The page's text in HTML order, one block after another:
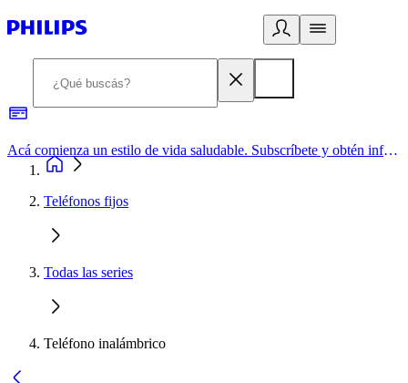
Acá comienza un estilo de vida saludable. Subscríbete y obtén información de primera mano
Teléfonos fijos
Todas las series
Teléfono inalámbrico